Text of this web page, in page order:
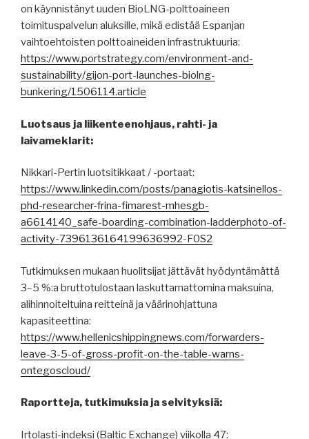
on käynnistänyt uuden BioLNG-polttoaineen
toimituspalvelun aluksille, mikä edistää Espanjan
vaihtoehtoisten polttoaineiden infrastruktuuria:
https://www.portstrategy.com/environment-and-
sustainability/gijon-port-launches-biolng-
bunkering/1506114.article
Luotsaus ja liikenteenohjaus, rahti- ja
laivameklarit:
Nikkari-Pertin luotsitikkaat / -portaat:
https://www.linkedin.com/posts/panagiotis-katsinellos-
phd-researcher-frina-fimarest-mhesgb-
a6614140_safe-boarding-combination-ladderphoto-of-
activity-7396136164199636992-F0S2
Tutkimuksen mukaan huolitsijat jättävät hyödyntämättä
3–5 %:a bruttotulostaan laskuttamattomina maksuina,
alihinnoiteltuina reitteinä ja väärinohjattuna
kapasiteettina:
https://www.hellenicshippingnews.com/forwarders-
leave-3-5-of-gross-profit-on-the-table-warns-
ontegoscloud/
Raportteja, tutkimuksia ja selvityksiä:
Irtolasti-indeksi (Baltic Exchange) viikolla 47: